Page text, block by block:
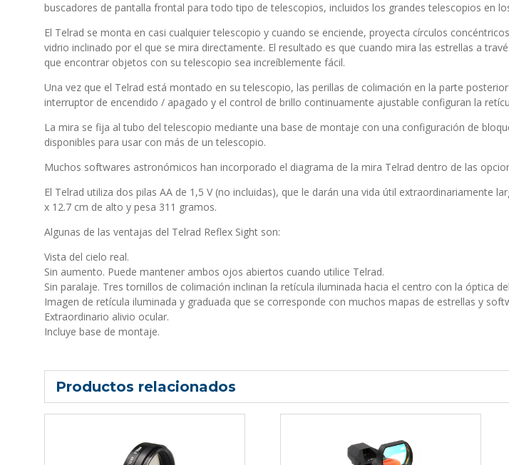
buscadores de pantalla frontal para todo tipo de telescopios, incluidos los grandes telescopios en
El Telrad se monta en casi cualquier telescopio y cuando se enciende, proyecta círculos
vidrio inclinado por el que se mira directamente. El resultado es que cuando mira las estrellas a
que encontrar objetos con su telescopio sea increíblemente fácil.
Una vez que el Telrad está montado en su telescopio, las perillas de colimación en la parte
interruptor de encendido / apagado y el control de brillo continuamente ajustable configuran la
La mira se fija al tubo del telescopio mediante una base de montaje con una configuración de
disponibles para usar con más de un telescopio.
Muchos softwares astronómicos han incorporado el diagrama de la mira Telrad dentro de las
El Telrad utiliza dos pilas AA de 1,5 V (no incluidas), que le darán una vida útil extraordinariamente
x 12.7 cm de alto y pesa 311 gramos.
Algunas de las ventajas del Telrad Reflex Sight son:
Vista del cielo real.
Sin aumento. Puede mantener ambos ojos abiertos cuando utilice Telrad.
Sin paralaje. Tres tornillos de colimación inclinan la retícula iluminada hacia el centro con la óptica
Imagen de retícula iluminada y graduada que se corresponde con muchos mapas de estrellas y
Extraordinario alivio ocular.
Incluye base de montaje.
Productos relacionados